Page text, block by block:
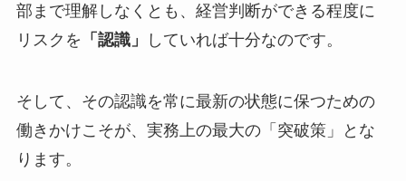
部まで理解しなくとも、経営判断ができる程度に
リスクを 「認識」 していれば十分なのです。
そして、その認識を常に最新の状態に保つための
働きかけこそが、実務上の最大の「突破策」とな
ります。